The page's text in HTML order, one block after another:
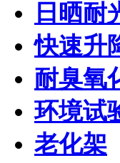
日晒耐
快速升
耐臭氧
环境试
老化架